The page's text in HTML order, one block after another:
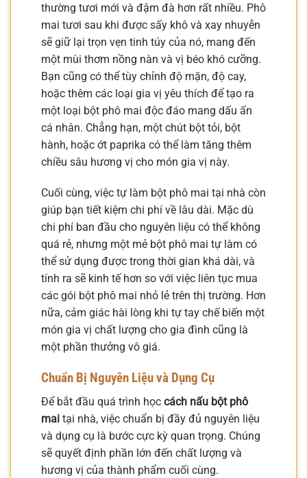
thường tươi mới và đậm đà hơn rất nhiều. Phô
mai tươi sau khi được sấy khô và xay nhuyễn
sẽ giữ lại trọn vẹn tinh túy của nó, mang đến
một mùi thơm nồng nàn và vị béo khó cưỡng.
Bạn cũng có thể tùy chỉnh độ mặn, độ cay,
hoặc thêm các loại gia vị yêu thích để tạo ra
một loại bột phô mai độc đáo mang dấu ấn
cá nhân. Chẳng hạn, một chút bột tỏi, bột
hành, hoặc ớt paprika có thể làm tăng thêm
chiều sâu hương vị cho món gia vị này.
Cuối cùng, việc tự làm bột phô mai tại nhà còn
giúp bạn tiết kiệm chi phí về lâu dài. Mặc dù
chi phí ban đầu cho nguyên liệu có thể không
quá rẻ, nhưng một mẻ bột phô mai tự làm có
thể sử dụng được trong thời gian khá dài, và
tính ra sẽ kinh tế hơn so với việc liên tục mua
các gói bột phô mai nhỏ lẻ trên thị trường. Hơn
nữa, cảm giác hài lòng khi tự tay chế biến một
món gia vị chất lượng cho gia đình cũng là
một phần thưởng vô giá.
Chuẩn Bị Nguyên Liệu và Dụng Cụ
Để bắt đầu quá trình học cách nấu bột phô
mai tại nhà, việc chuẩn bị đầy đủ nguyên liệu
và dụng cụ là bước cực kỳ quan trọng. Chúng
sẽ quyết định phần lớn đến chất lượng và
hương vị của thành phẩm cuối cùng.